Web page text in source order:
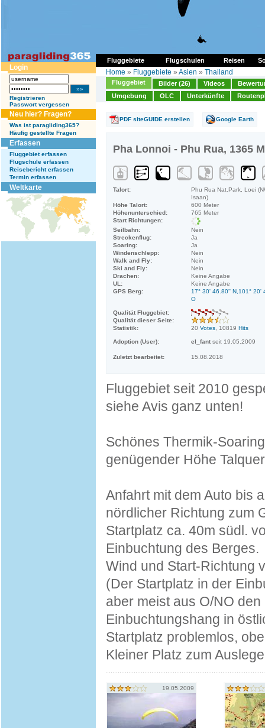
Fluggebiete Flugschulen Reisen
Login
Registrieren
Passwort vergessen
Neu hier? Fragen?
Was ist paragliding365?
Häufig gestellte Fragen
Erfassen
Fluggebiet erfassen
Flugschule erfassen
Reisebericht erfassen
Termin erfassen
Weltkarte
Home » Fluggebiete » Asien » Thailand
Fluggebiet Bilder (26) Videos
Umgebung
OLC Unterkünfte
PDF siteGUIDE erstellen Google Earth
Pha Lonnoi - Phu Rua, 1365
Talort:
Phu Rua Nat.Park, Loei
Isaan)
Höhe Talort:
600 Meter
Höhenunterschied:
765 Meter
Start Richtungen:
Seilbahn:
Nein
Streckenflug:
Ja
Soaring:
Ja
Windenschlepp:
Nein
Walk and Fly:
Nein
Ski and Fly:
Nein
Drachen:
Keine Angabe
UL:
Keine Angabe
GPS Berg:
17° 30' 46.80'' N,101° 20'
O
Qualität Fluggebiet:
Qualität dieser Seite:
Statistik:
20 Votes , 10819 Hits
Adoption (User): el_fant seit 19.05.2009
Zuletzt bearbeitet: 15.08.2018
Fluggebiet seit 2010
siehe Avis ganz unten!
Schönes Thermik-
genügender Höhe
Anfahrt mit dem Auto bis
nördlicher Richtung zum
Startplatz ca. 40m südl.
Einbuchtung des Berges.
Wind und Start-Richtung
(Der Startplatz in der
aber meist aus O/NO
Einbuchtungshang in
Startplatz problemlos,
Kleiner Platz zum
19.05.2009